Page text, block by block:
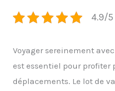
4.9/
Voyager sereinement
est essentiel pour profiter
déplacements. Le lot de